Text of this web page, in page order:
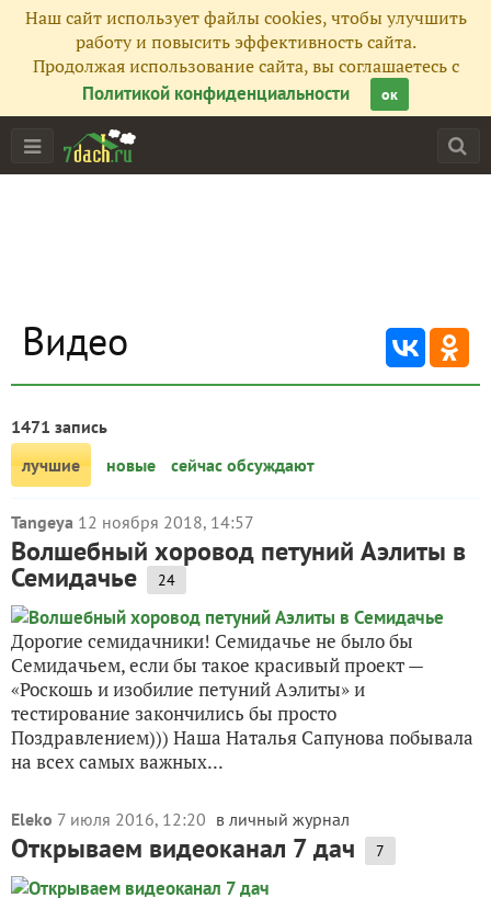
Наш сайт использует файлы cookies, чтобы улучшить
работу и повысить эффективность сайта.
Продолжая использование сайта, вы соглашаетесь с
Политикой конфиденциальности
ок
Видео
1471 запись
лучшие
новые сейчас обсуждают
Tangeya 12 ноября 2018, 14:57
Волшебный хоровод петуний Аэлиты в
Семидачье 24
Дорогие семидачники! Семидачье не было бы
Семидачьем, если бы такое красивый проект —
«Роскошь и изобилие петуний Аэлиты» и
тестирование закончились бы просто
Поздравлением))) Наша Наталья Сапунова побывала
на всех самых важных...
Eleko 7 июля 2016, 12:20 в личный журнал
Открываем видеоканал 7 дач 7